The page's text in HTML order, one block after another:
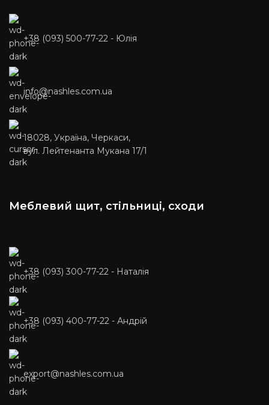
+38 (093) 500-77-22 - Юлія
info@nashles.com.ua
18028, Україна, Черкаси,
вул. Лейтенанта Мукана 17/1
Меблевий щит, стільниці, сходи
+38 (093) 300-77-22 - Наталія
+38 (093) 400-77-22 - Андрій
export@nashles.com.ua